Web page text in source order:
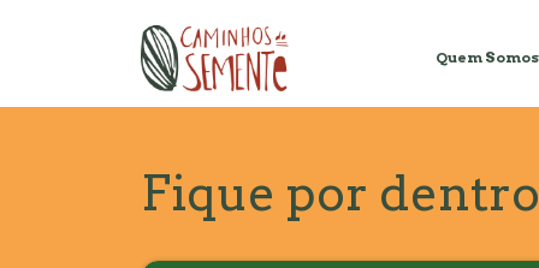
Quem Somos
Fique por dentro